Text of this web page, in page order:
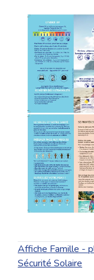
Affiche Famille -
Sécurité Solaire